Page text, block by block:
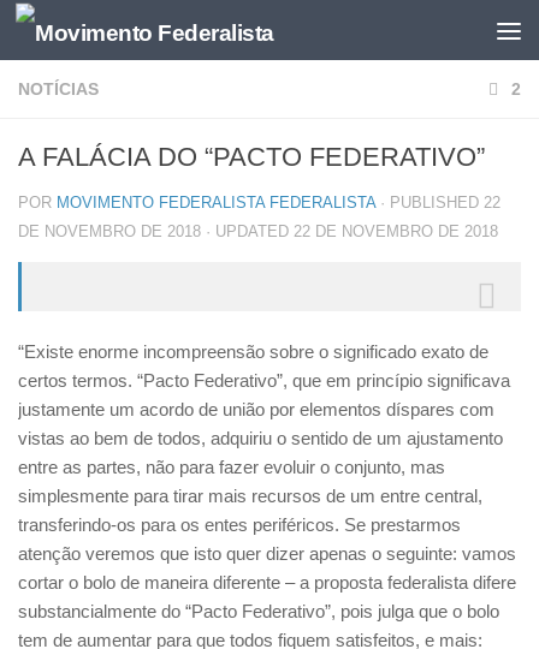
NOTÍCIAS 2
A FALÁCIA DO “PACTO FEDERATIVO”
POR MOVIMENTO FEDERALISTA FEDERALISTA · PUBLISHED 22
DE NOVEMBRO DE 2018 · UPDATED 22 DE NOVEMBRO DE 2018
“Existe enorme incompreensão sobre o significado exato de
certos termos. “Pacto Federativo”, que em princípio significava
justamente um acordo de união por elementos díspares com
vistas ao bem de todos, adquiriu o sentido de um ajustamento
entre as partes, não para fazer evoluir o conjunto, mas
simplesmente para tirar mais recursos de um entre central,
transferindo-os para os entes periféricos. Se prestarmos
atenção veremos que isto quer dizer apenas o seguinte: vamos
cortar o bolo de maneira diferente – a proposta federalista difere
substancialmente do “Pacto Federativo”, pois julga que o bolo
tem de aumentar para que todos fiquem satisfeitos, e mais: